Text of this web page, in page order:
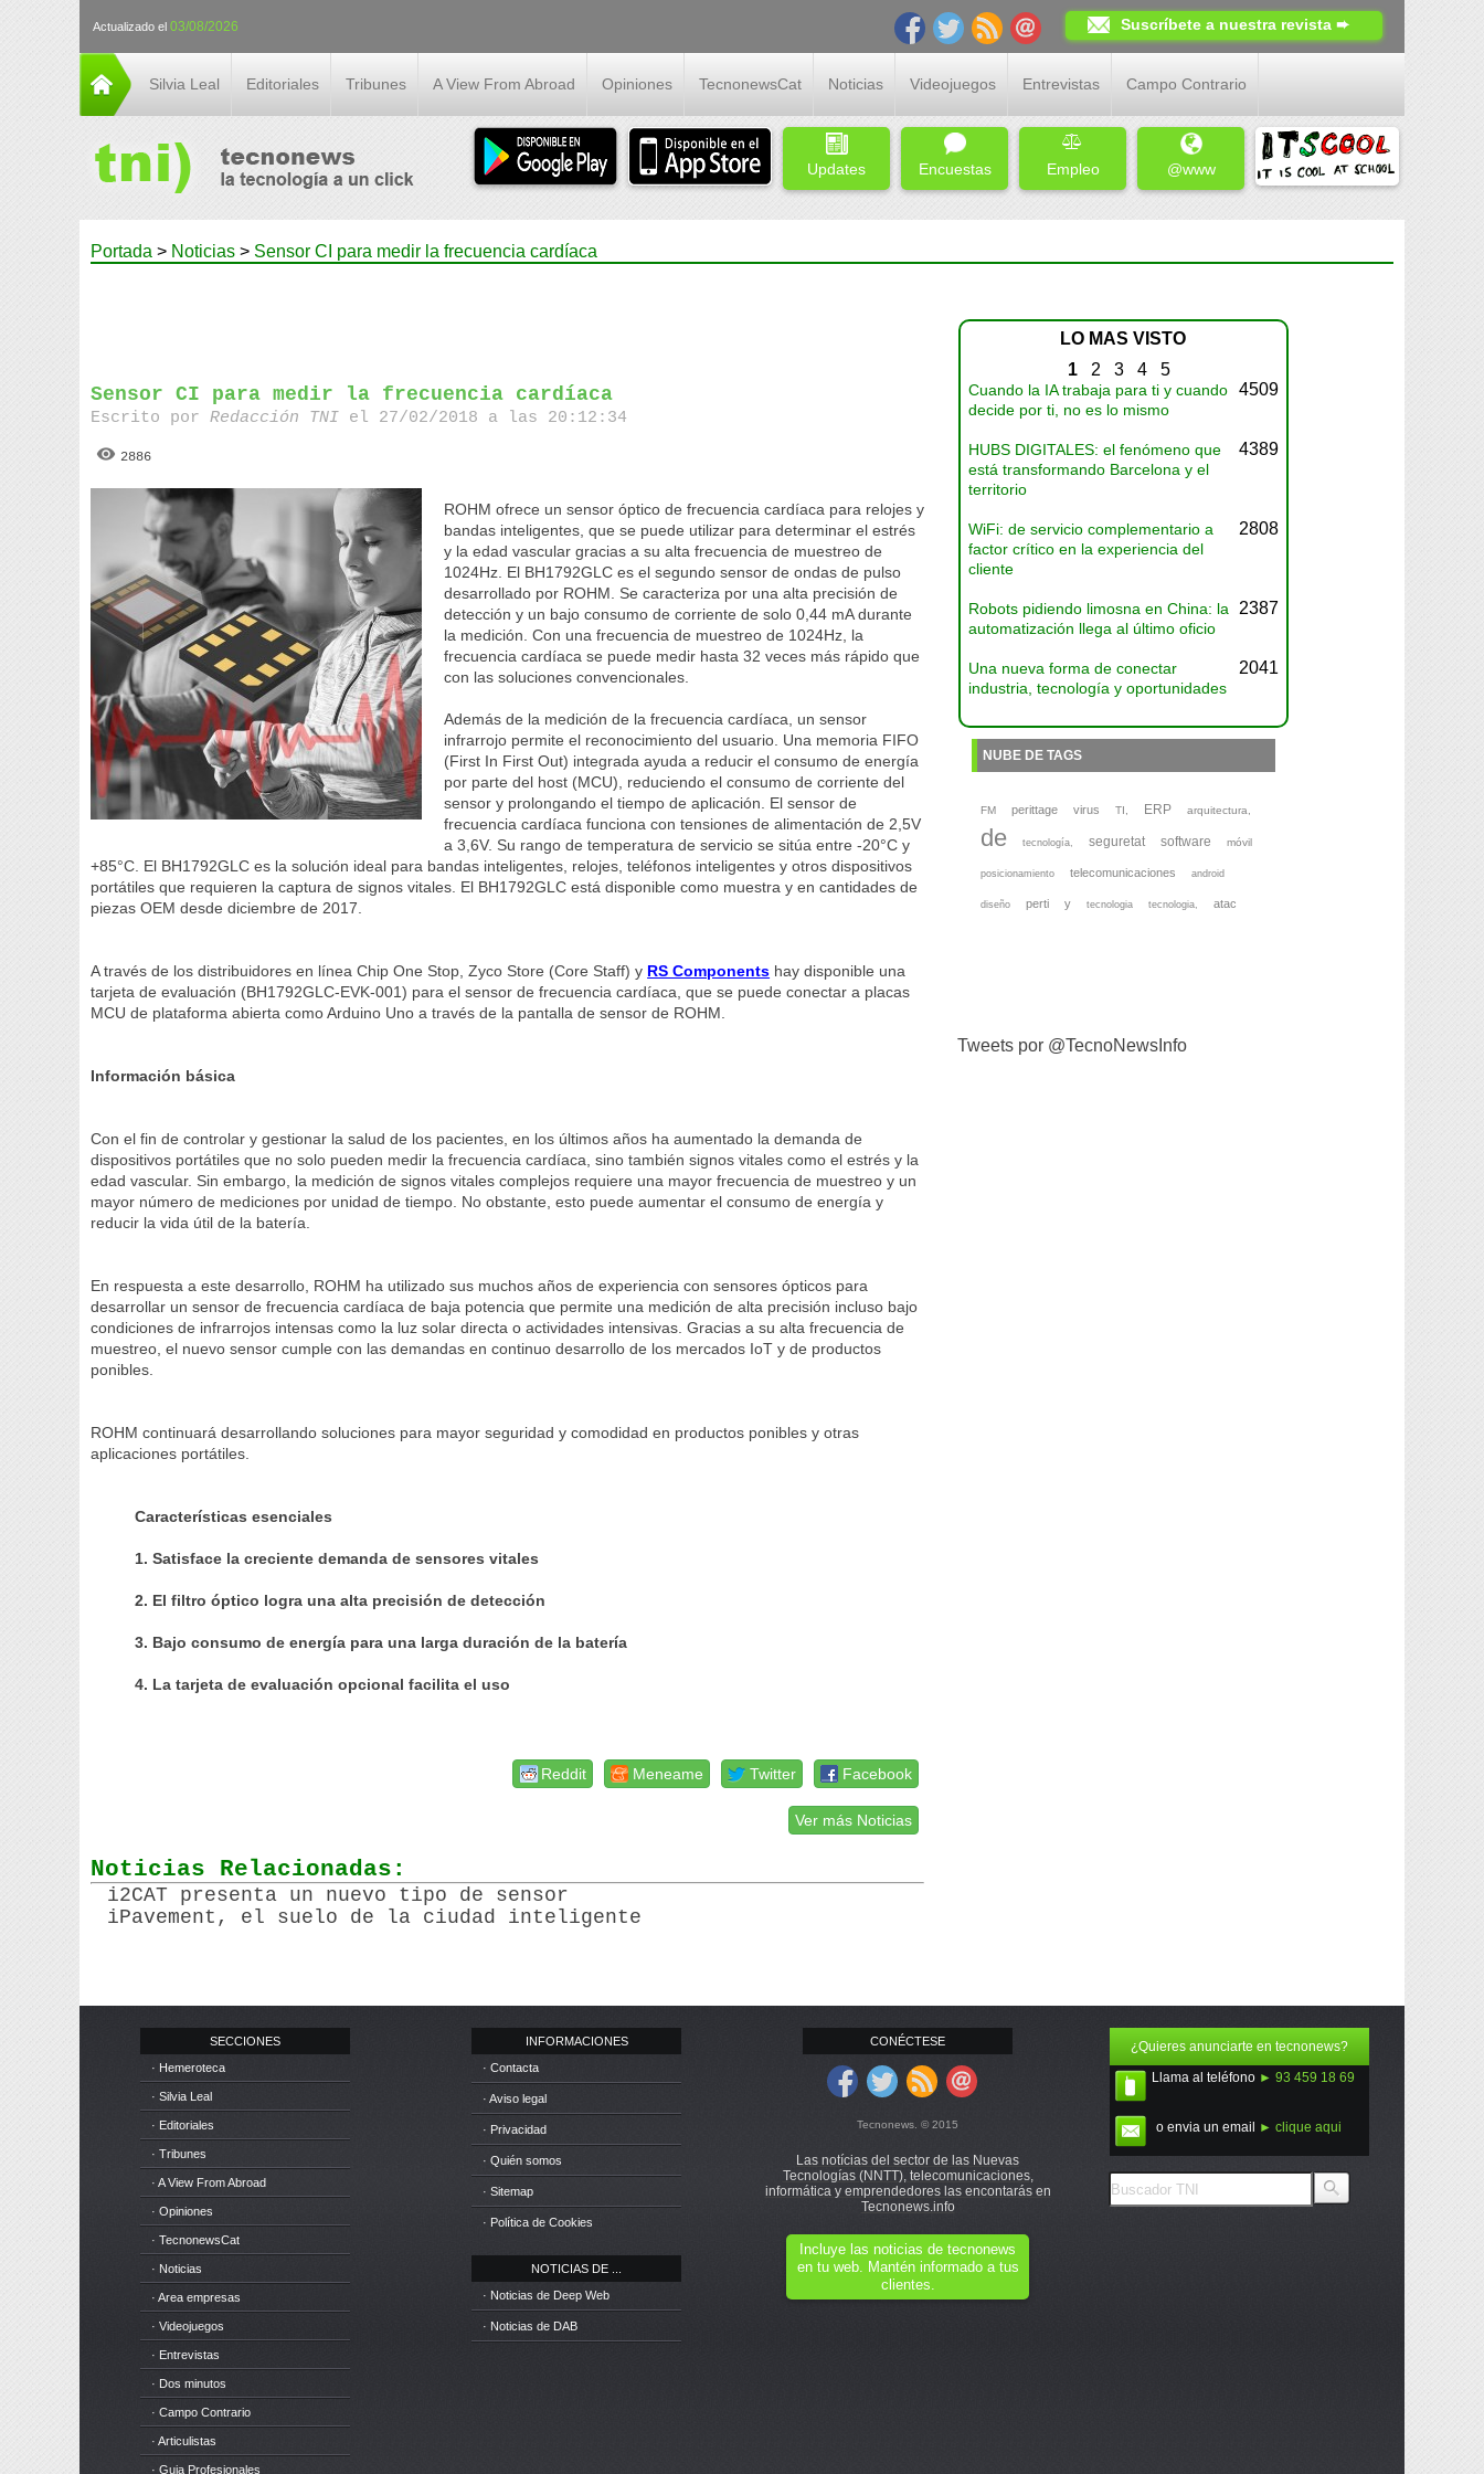
Actualizado el 03/08/2026 Suscríbete a nuestra revista ➨
Silvia Leal Editoriales Tribunes A View From Abroad Opiniones TecnonewsCat Noticias Videojuegos Entrevistas Campo Contrario
Updates Encuestas Empleo @www
Portada > Noticias > Sensor CI para medir la frecuencia cardíaca
Sensor CI para medir la frecuencia cardíaca
Escrito porRedacción TNI el 27/02/2018 a las 20:12:34
2886
ROHM ofrece un sensor óptico de frecuencia cardíaca para relojes y
bandas inteligentes, que se puede utilizar para determinar el estrés
y la edad vascular gracias a su alta frecuencia de muestreo de
1024Hz. El BH1792GLC es el segundo sensor de ondas de pulso
desarrollado por ROHM. Se caracteriza por una alta precisión de
detección y un bajo consumo de corriente de solo 0,44 mA durante
la medición. Con una frecuencia de muestreo de 1024Hz, la
frecuencia cardíaca se puede medir hasta 32 veces más rápido que
con las soluciones convencionales.
Además de la medición de la frecuencia cardíaca, un sensor
infrarrojo permite el reconocimiento del usuario. Una memoria FIFO
(First In First Out) integrada ayuda a reducir el consumo de energía
por parte del host (MCU), reduciendo el consumo de corriente del
sensor y prolongando el tiempo de aplicación. El sensor de
frecuencia cardíaca funciona con tensiones de alimentación de 2,5V
a 3,6V. Su rango de temperatura de servicio se sitúa entre -20°C y
+85°C. El BH1792GLC es la solución ideal para bandas inteligentes, relojes, teléfonos inteligentes y otros dispositivos
portátiles que requieren la captura de signos vitales. El BH1792GLC está disponible como muestra y en cantidades de
piezas OEM desde diciembre de 2017.
A través de los distribuidores en línea Chip One Stop, Zyco Store (Core Staff) y RS Components hay disponible una
tarjeta de evaluación (BH1792GLC-EVK-001) para el sensor de frecuencia cardíaca, que se puede conectar a placas
MCU de plataforma abierta como Arduino Uno a través de la pantalla de sensor de ROHM.
Información básica
Con el fin de controlar y gestionar la salud de los pacientes, en los últimos años ha aumentado la demanda de
dispositivos portátiles que no solo pueden medir la frecuencia cardíaca, sino también signos vitales como el estrés y la
edad vascular. Sin embargo, la medición de signos vitales complejos requiere una mayor frecuencia de muestreo y un
mayor número de mediciones por unidad de tiempo. No obstante, esto puede aumentar el consumo de energía y
reducir la vida útil de la batería.
En respuesta a este desarrollo, ROHM ha utilizado sus muchos años de experiencia con sensores ópticos para
desarrollar un sensor de frecuencia cardíaca de baja potencia que permite una medición de alta precisión incluso bajo
condiciones de infrarrojos intensas como la luz solar directa o actividades intensivas. Gracias a su alta frecuencia de
muestreo, el nuevo sensor cumple con las demandas en continuo desarrollo de los mercados IoT y de productos
ponibles.
ROHM continuará desarrollando soluciones para mayor seguridad y comodidad en productos ponibles y otras
aplicaciones portátiles.
Características esenciales
1. Satisface la creciente demanda de sensores vitales
2. El filtro óptico logra una alta precisión de detección
3. Bajo consumo de energía para una larga duración de la batería
4. La tarjeta de evaluación opcional facilita el uso
Facebook
Twitter
Meneame
Reddit
Ver más Noticias
Noticias Relacionadas:
i2CAT presenta un nuevo tipo de sensor
iPavement, el suelo de la ciudad inteligente
LO MAS VISTO
1 2 3 4 5
Cuando la IA trabaja para ti y cuando
decide por ti, no es lo mismo
4509
HUBS DIGITALES: el fenómeno que
está transformando Barcelona y el
territorio
4389
WiFi: de servicio complementario a
factor crítico en la experiencia del
cliente
2808
Robots pidiendo limosna en China: la
automatización llega al último oficio
2387
Una nueva forma de conectar
industria, tecnología y oportunidades
2041
NUBE DE TAGS
FM perittage virus TI, ERP arquitectura,
de tecnología, seguretat software móvil
posicionamiento telecomunicaciones android
diseño perti y tecnologia tecnologia, atac
Tweets por @TecnoNewsInfo
SECCIONES
· Hemeroteca
· Silvia Leal
· Editoriales
· Tribunes
· A View From Abroad
· Opiniones
· TecnonewsCat
· Noticias
· Area empresas
· Videojuegos
· Entrevistas
· Dos minutos
· Campo Contrario
· Articulistas
· Guia Profesionales
INFORMACIONES
· Contacta
· Aviso legal
· Privacidad
· Quién somos
· Sitemap
· Política de Cookies
NOTICIAS DE ...
· Noticias de Deep Web
· Noticias de DAB
CONÉCTESE
Tecnonews. © 2015
Las notícias del sector de las Nuevas
Tecnologías (NNTT), telecomunicaciones,
informática y emprendedores las encontarás en
Tecnonews.info
Incluye las noticias de tecnonews
en tu web. Mantén informado a tus
clientes.
¿Quieres anunciarte en tecnonews?
Llama al teléfono ► 93 459 18 69
o envia un email ► clique aqui